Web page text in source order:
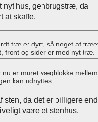
nyt hus, genbrugstræ, da
at skaffe.
træ er dyrt, så noget af
front og sider er med nyt træ.
nu er muret vægblokke mellem
kan udnyttes.
sten, da det er billigere end
være et stenhus.